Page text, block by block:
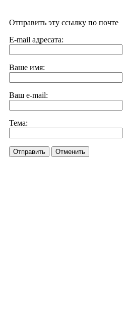
Отправить эту ссылку по почте
E-mail адресата:
Ваше имя:
Ваш e-mail:
Тема:
Отправить Отменить